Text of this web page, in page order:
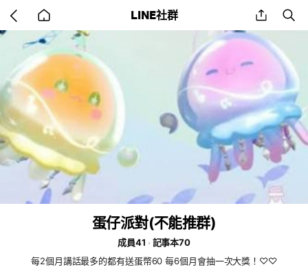
back
to
home
LINE社群 share
蛋仔派對(不能推群)
成員41
記事本70
每2個月講話最多的都有送蛋幣60 每6個月會抽一次大獎！♡♡